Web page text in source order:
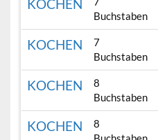
KOCHEN
Buchstaben
KOCHEN
7
Buchstaben
KOCHEN
8
Buchstaben
KOCHEN
8